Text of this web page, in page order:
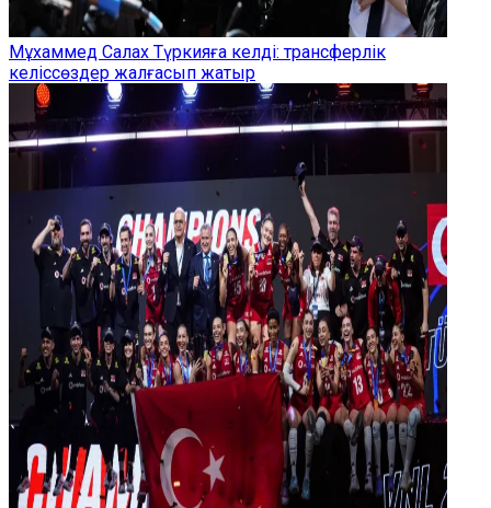
Мұхаммед Салах Түркияға келді: трансферлік
келіссөздер жалғасып жатыр